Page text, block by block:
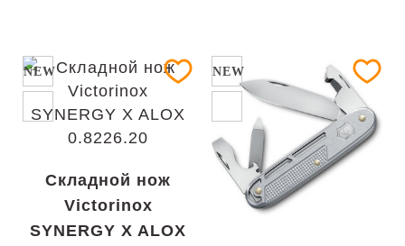
NEW
Складной нож
Victorinox
SYNERGY X ALOX
NEW